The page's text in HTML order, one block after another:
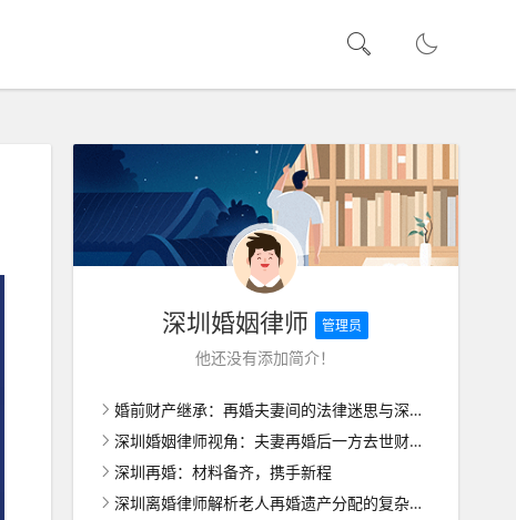
深圳婚姻律师 管理员
他还没有添加简介！
婚前财产继承：再婚夫妻间的法律迷思与深圳婚姻家庭律师解析
深圳婚姻律师视角：夫妻再婚后一方去世财产处理的复杂考量
深圳再婚：材料备齐，携手新程
深圳离婚律师解析老人再婚遗产分配的复杂难题